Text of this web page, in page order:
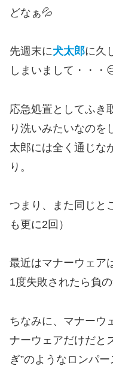
どなぁ💦
先週末に犬太郎に久
しまいまして・・・
応急処置としてふき
り洗いみたいなのを
太郎には全く通じな
り。
つまり、また同じと
も更に2回）
最近はマナーウェア
1度失敗されたら負
ちなみに、マナーウ
ナーウェアだけだと
ぎ”のようなロンパ